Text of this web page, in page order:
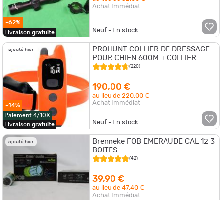
-62%
Livraison gratuite
Achat Immédiat
Neuf - En stock
ajouté hier
-14%
Paiement 4/10X
Livraison gratuite
PROHUNT COLLIER DE DRESSAGE
POUR CHIEN 600M + COLLIER
SUPPLEMENTAIRE
(220)
190,00 €
au lieu de220,00 €
Achat Immédiat
Neuf - En stock
ajouté hier
Brenneke FOB EMERAUDE CAL 12 3
BOITES
(42)
39,90 €
au lieu de47,40 €
Achat Immédiat